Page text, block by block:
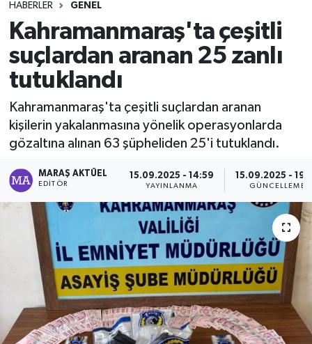
HABERLER GENEL
Kahramanmaraş'ta çeşitli
suçlardan aranan 25 zanlı
tutuklandı
Kahramanmaraş'ta çeşitli suçlardan aranan
kişilerin yakalanmasına yönelik operasyonlarda
gözaltına alınan 63 şüpheliden 25'i tutuklandı.
MARAŞ AKTÜEL
EDITÖR
15.09.2025 - 14:59
YAYINLANMA
15.09.2025 -
GÜNCELLEME
Spor
Sağlık
Eğitim
Kültür Sanat
TFF 3.Lig 4.Grup Puan Durumu ve Fikstür
Tüm Manşetler
Haber Arşivi